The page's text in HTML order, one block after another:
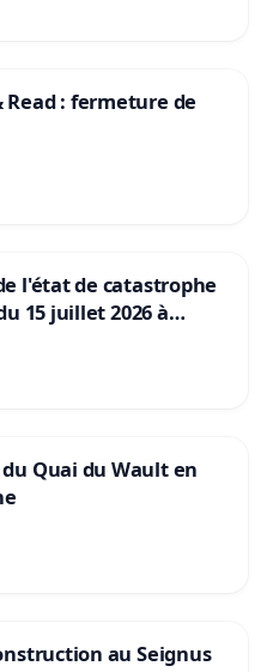
: fermeture de
l'état de catastrophe
15 juillet 2026 à
Quai du Wault en
au Seignus